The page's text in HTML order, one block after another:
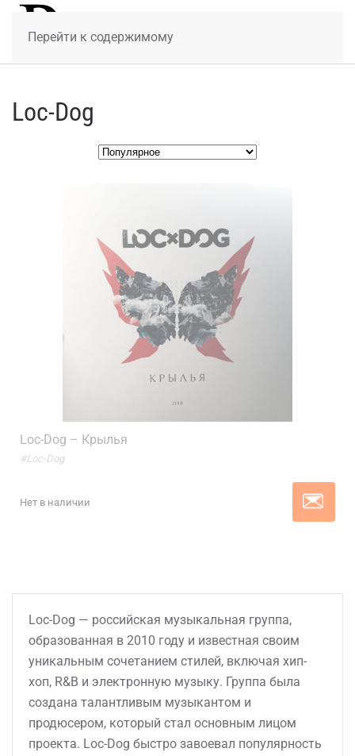
Перейти к содержимому
Loc-Dog
Loc-Dog – Крылья
#Loc-Dog
Нет в наличии
Loc-Dog — российская музыкальная группа,
образованная в 2010 году и известная своим
уникальным сочетанием стилей, включая хип-
хоп, R&B и электронную музыку. Группа была
создана талантливым музыкантом и
продюсером, который стал основным лицом
проекта. Loc-Dog быстро завоевал популярность